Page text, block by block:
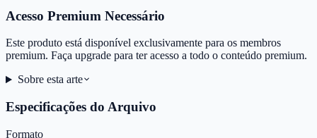
Acesso Premium Necessário
Este produto está disponível exclusivamente para os membros
premium. Faça upgrade para ter acesso a todo o conteúdo premium.
Sobre esta arte
Especificações do Arquivo
Formato